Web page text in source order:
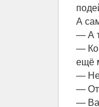
А
— А
—
ещё
— Не
—
—